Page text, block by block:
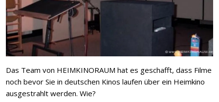
Das Team von HEIMKINORAUM hat es geschafft, dass Filme
noch bevor Sie in deutschen Kinos laufen über ein Heimkino
ausgestrahlt werden. Wie?